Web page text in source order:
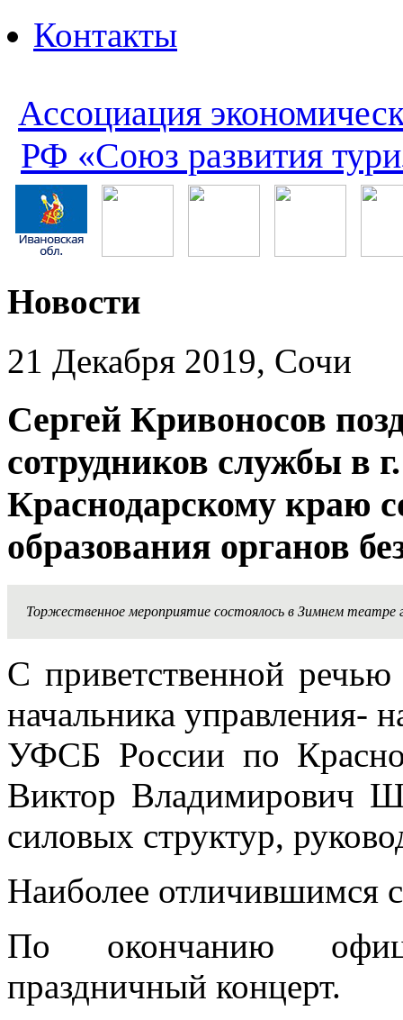
Контакты
Ассоциация
РФ «Союз развития
Новости
21 Декабря 2019, Сочи
Сергей Кривоносов
сотрудников службы в
Краснодарскому краю
образования органов
Торжественное мероприятие состоялось в Зимнем театре
С приветственной
начальника управления-
УФСБ России по
Виктор Владимирович
силовых структур,
Наиболее отличившимся
По окончанию
праздничный концерт.